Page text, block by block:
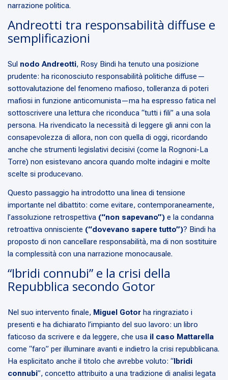
narrazione politica.
Andreotti tra responsabilità diffuse e
semplificazioni
Sul nodo Andreotti, Rosy Bindi ha tenuto una posizione
prudente: ha riconosciuto responsabilità politiche diffuse—
sottovalutazione del fenomeno mafioso, tolleranza di poteri
mafiosi in funzione anticomunista—ma ha espresso fatica nel
sottoscrivere una lettura che riconduca “tutti i fili” a una sola
persona. Ha rivendicato la necessità di leggere gli anni con la
consapevolezza di allora, non con quella di oggi, ricordando
anche che strumenti legislativi decisivi (come la Rognoni-La
Torre) non esistevano ancora quando molte indagini e molte
scelte si producevano.
Questo passaggio ha introdotto una linea di tensione
importante nel dibattito: come evitare, contemporaneamente,
l’assoluzione retrospettiva (“non sapevano”) e la condanna
retroattiva onnisciente (“dovevano sapere tutto”)? Bindi ha
proposto di non cancellare responsabilità, ma di non sostituire
la complessità con una narrazione monocausale.
“Ibridi connubi” e la crisi della
Repubblica secondo Gotor
Nel suo intervento finale, Miguel Gotor ha ringraziato i
presenti e ha dichiarato l’impianto del suo lavoro: un libro
faticoso da scrivere e da leggere, che usa il caso Mattarella
come “faro” per illuminare avanti e indietro la crisi repubblicana.
Ha esplicitato anche il titolo che avrebbe voluto: “Ibridi
connubi”, concetto attribuito a una tradizione di analisi legata